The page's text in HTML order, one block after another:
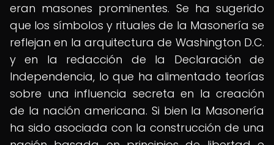
eran masones prominentes. Se ha sugerido
que los símbolos y rituales de la Masonería se
reflejan en la arquitectura de Washington D.C.
y en la redacción de la Declaración de
Independencia, lo que ha alimentado teorías
sobre una influencia secreta en la creación
de la nación americana. Si bien la Masonería
ha sido asociada con la construcción de una